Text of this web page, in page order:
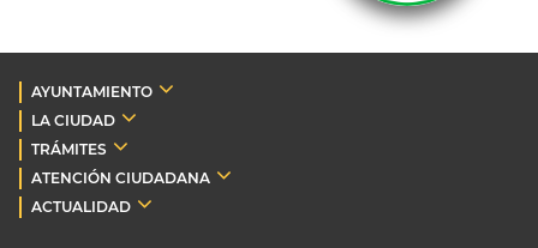
AYUNTAMIENTO
LA CIUDAD
TRÁMITES
ATENCIÓN CIUDADANA
ACTUALIDAD